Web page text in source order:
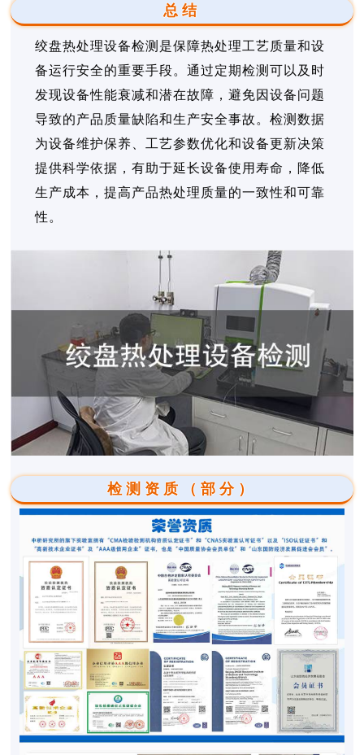
总结
绞盘热处理设备检测是保障热处理工艺质量和设
备运行安全的重要手段。通过定期检测可以及时
发现设备性能衰减和潜在故障，避免因设备问题
导致的产品质量缺陷和生产安全事故。检测数据
为设备维护保养、工艺参数优化和设备更新决策
提供科学依据，有助于延长设备使用寿命，降低
生产成本，提高产品热处理质量的一致性和可靠
性。
检测资质（部分）